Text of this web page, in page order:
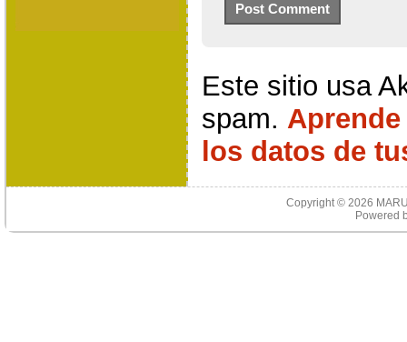
Este sitio usa
spam.
los datos de
Copyright © 2026
Powered